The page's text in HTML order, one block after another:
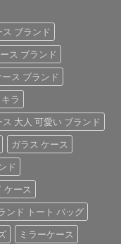
ブランド
ス ブランド
ス ブランド
ラ
ス 大人 可愛い ブランド
ガラス ケース
ド
ケース
ンド トート バッグ
ミラーケース